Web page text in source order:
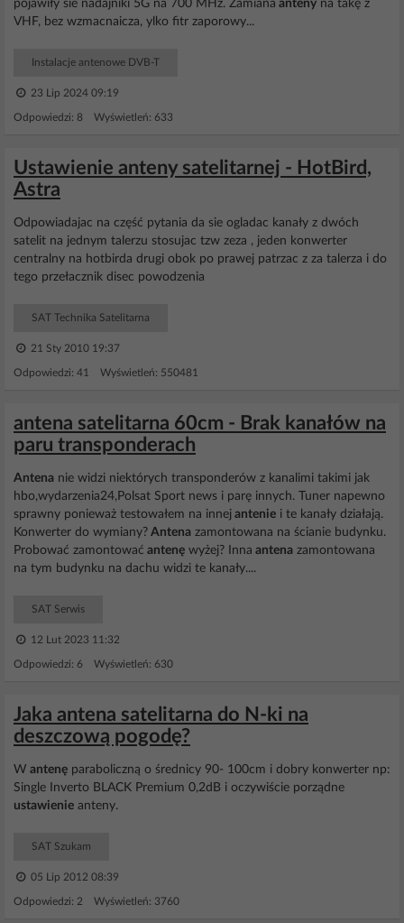
pojawiły sie nadajniki 5G na 700 MHz. Zamiana anteny na takę z
VHF, bez wzmacnaicza, ylko fitr zaporowy...
Instalacje antenowe DVB-T
23 Lip 2024 09:19
Odpowiedzi: 8 Wyświetleń: 633
Ustawienie anteny satelitarnej - HotBird,
Astra
Odpowiadajac na część pytania da sie ogladac kanały z dwóch
satelit na jednym talerzu stosujac tzw zeza , jeden konwerter
centralny na hotbirda drugi obok po prawej patrzac z za talerza i do
tego przełacznik disec powodzenia
SAT Technika Satelitarna
21 Sty 2010 19:37
Odpowiedzi: 41 Wyświetleń: 550481
antena satelitarna 60cm - Brak kanałów na
paru transponderach
Antena nie widzi niektórych transponderów z kanalimi takimi jak
hbo,wydarzenia24,Polsat Sport news i parę innych. Tuner napewno
sprawny ponieważ testowałem na innej antenie i te kanały działają.
Konwerter do wymiany? Antena zamontowana na ścianie budynku.
Probować zamontować antenę wyżej? Inna antena zamontowana
na tym budynku na dachu widzi te kanały....
SAT Serwis
12 Lut 2023 11:32
Odpowiedzi: 6 Wyświetleń: 630
Jaka antena satelitarna do N-ki na
deszczową pogodę?
W antenę paraboliczną o średnicy 90- 100cm i dobry konwerter np:
Single Inverto BLACK Premium 0,2dB i oczywiście porządne
ustawienie anteny.
SAT Szukam
05 Lip 2012 08:39
Odpowiedzi: 2 Wyświetleń: 3760